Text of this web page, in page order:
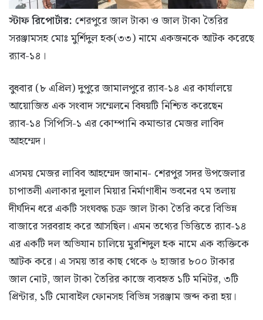
স্টাফ রিপোর্টার: শেরপুরে জাল টাকা ও জাল টাকা তৈরির
সরঞ্জামসহ মোঃ মুর্শিদুল হক(৩৩) নামে একজনকে আটক করেছে
র‍্যাব-১৪।
বুধবার (৮ এপ্রিল) দুপুরে জামালপুরে র‍্যাব-১৪ এর কার্যালয়ে
আয়োজিত এক সংবাদ সম্মেলনে বিষয়টি নিশ্চিত করেছেন
র‌্যাব-১৪ সিপিসি-১ এর কোম্পানি কমান্ডার মেজর লাবিদ
আহম্মেদ।
এসময় মেজর লাবিব আহম্মেদ জানান- শেরপুর সদর উপজেলার
চাপাতলী এলাকার দুলাল মিয়ার নির্মাণাধীন ভবনের ৭ম তলায়
দীর্ঘদিন ধরে একটি সংঘবদ্ধ চক্র জাল টাকা তৈরি করে বিভিন্ন
বাজারে সরবরাহ করে আসছিল। এমন তথ্যের ভিত্তিতে র‍্যাব-১৪
এর একটি দল অভিযান চালিয়ে মুরশিদুল হক নামে এক ব্যক্তিকে
আটক করে। এ সময় তার কাছ থেকে ৬ হাজার ৮০০ টাকার
জাল নোট, জাল টাকা তৈরির কাজে ব্যবহৃত ১টি মনিটর, ৩টি
প্রিন্টার, ১টি মোবাইল ফোনসহ বিভিন্ন সরঞ্জাম জব্দ করা হয়।